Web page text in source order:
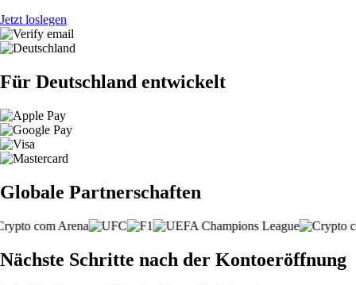
Jetzt loslegen
Für Deutschland entwickelt
Globale Partnerschaften
Nächste Schritte nach der Kontoeröffnung